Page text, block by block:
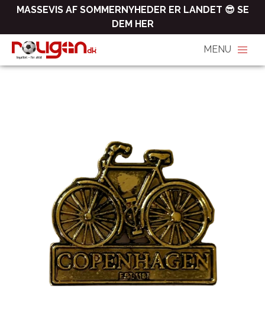
MASSEVIS AF SOMMERNYHEDER ER LANDET 😎 SE
DEM HER